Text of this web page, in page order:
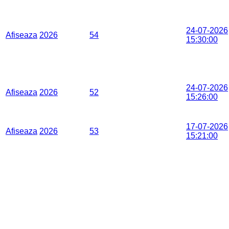
Afiseaza 2026 54
24-07-2026
15:30:00
Afiseaza 2026 52
24-07-2026
15:26:00
Afiseaza 2026 53
17-07-2026
15:21:00